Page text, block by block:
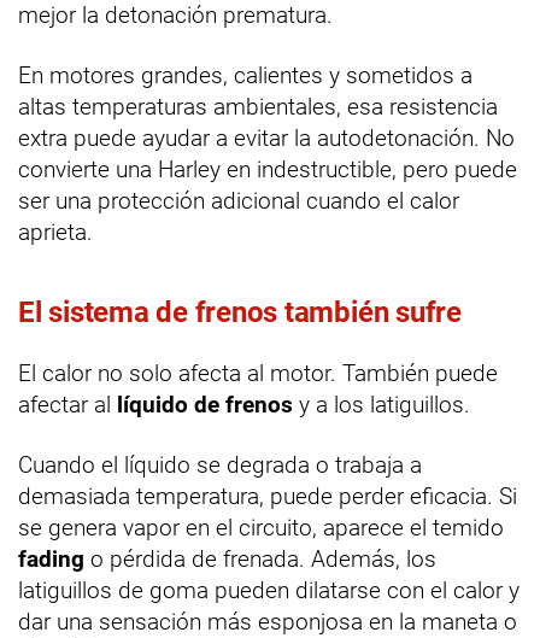
mejor la detonación prematura.
En motores grandes, calientes y sometidos a
altas temperaturas ambientales, esa resistencia
extra puede ayudar a evitar la autodetonación. No
convierte una Harley en indestructible, pero puede
ser una protección adicional cuando el calor
aprieta.
El sistema de frenos también sufre
El calor no solo afecta al motor. También puede
afectar al líquido de frenos y a los latiguillos.
Cuando el líquido se degrada o trabaja a
demasiada temperatura, puede perder eficacia. Si
se genera vapor en el circuito, aparece el temido
fading o pérdida de frenada. Además, los
latiguillos de goma pueden dilatarse con el calor y
dar una sensación más esponjosa en la maneta o